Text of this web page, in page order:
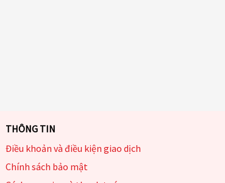
THÔNG TIN
Điều khoản và điều kiện giao dịch
Chính sách bảo mật